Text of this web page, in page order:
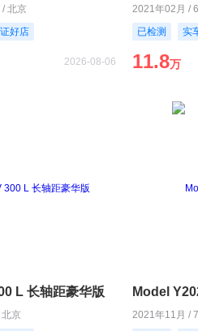
北京
好店
2026-08-06
2021年02月 /
已检测
实
11.8万
L 长轴距豪华版
京
Model
2021年11月 /